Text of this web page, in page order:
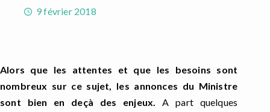
9 février 2018
Alors que les attentes et que les besoins sont
nombreux sur ce sujet, les annonces du Ministre
sont bien en deçà des enjeux.A part quelques